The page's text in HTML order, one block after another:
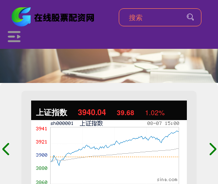
上证指数 3940.04 39.68 1.02%